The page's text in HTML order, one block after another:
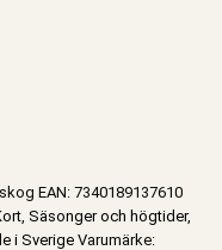
EAN: 7340189137610
Säsonger och högtider,
i SverigeVarumärke: